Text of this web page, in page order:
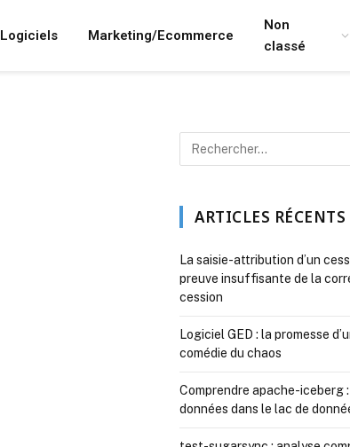
Logiciels Marketing/Ecommerce
Non
classé
ARTICLES RÉCENTS
La saisie-attribution d’un
preuve insuffisante de la
cession
Logiciel GED : la promesse
comédie du chaos
Comprendre apache-iceberg
données dans le lac de